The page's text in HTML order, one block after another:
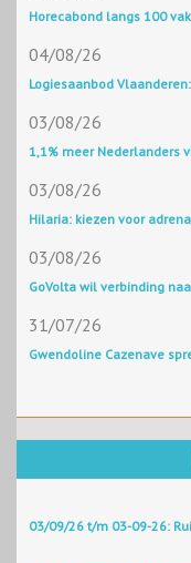
Horecabond langs 100
04/08/26
Logiesaanbod
03/08/26
1,1% meer Nederlanders
03/08/26
Hilaria: kiezen voor
03/08/26
GoVolta wil verbinding
31/07/26
Gwendoline Cazenave
03/09/26 t/m 03-09-26: